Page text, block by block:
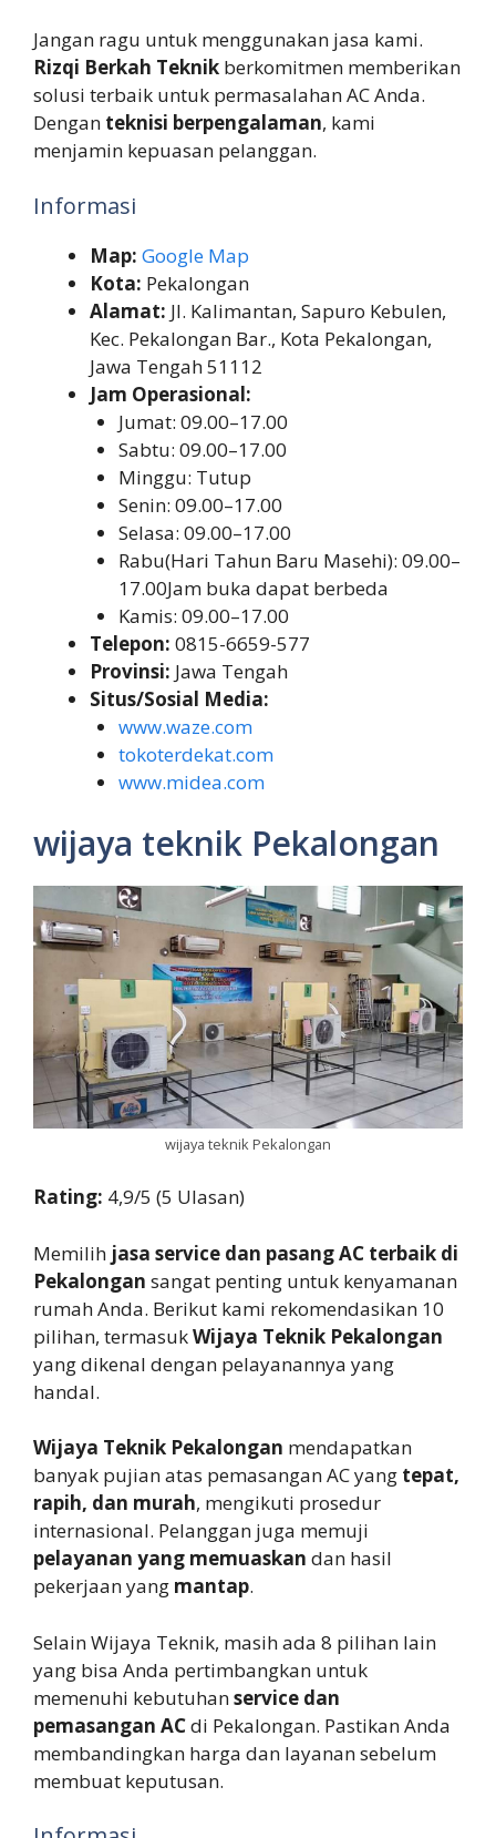
Jangan ragu untuk menggunakan jasa kami.
Rizqi Berkah Teknik berkomitmen memberikan
solusi terbaik untuk permasalahan AC Anda.
Dengan teknisi berpengalaman, kami
menjamin kepuasan pelanggan.
Informasi
Map: Google Map
Kota: Pekalongan
Alamat: Jl. Kalimantan, Sapuro Kebulen,
Kec. Pekalongan Bar., Kota Pekalongan,
Jawa Tengah 51112
Jam Operasional:
Jumat: 09.00–17.00
Sabtu: 09.00–17.00
Minggu: Tutup
Senin: 09.00–17.00
Selasa: 09.00–17.00
Rabu(Hari Tahun Baru Masehi): 09.00–
17.00Jam buka dapat berbeda
Kamis: 09.00–17.00
Telepon: 0815-6659-577
Provinsi: Jawa Tengah
Situs/Sosial Media:
www.waze.com
tokoterdekat.com
www.midea.com
wijaya teknik Pekalongan
wijaya teknik Pekalongan
Rating: 4,9/5 (5 Ulasan)
Memilih jasa service dan pasang AC terbaik di
Pekalongan sangat penting untuk kenyamanan
rumah Anda. Berikut kami rekomendasikan 10
pilihan, termasukWijaya Teknik Pekalongan
yang dikenal dengan pelayanannya yang
handal.
Wijaya Teknik Pekalongan mendapatkan
banyak pujian atas pemasangan AC yang tepat,
rapih, dan murah, mengikuti prosedur
internasional. Pelanggan juga memuji
pelayanan yang memuaskan dan hasil
pekerjaan yang mantap.
Selain Wijaya Teknik, masih ada 8 pilihan lain
yang bisa Anda pertimbangkan untuk
memenuhi kebutuhanservice dan
pemasangan ACdi Pekalongan. Pastikan Anda
membandingkan harga dan layanan sebelum
membuat keputusan.